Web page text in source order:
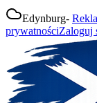
Edynburg-
prywatnościZaloguj